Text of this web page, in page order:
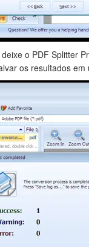
o PDF Splitter
os resultados em